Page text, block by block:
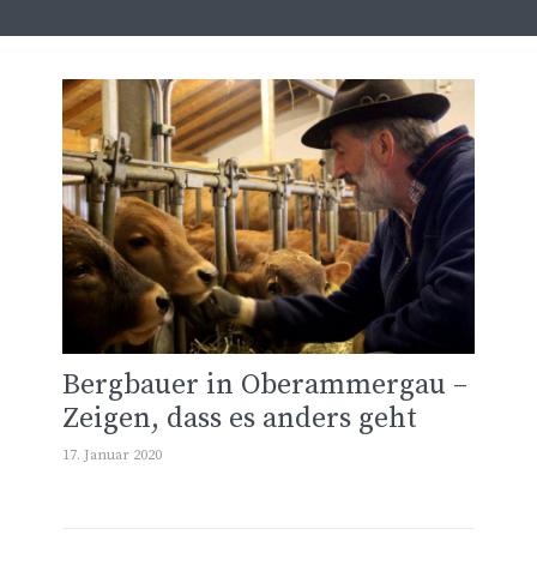
Bergbauer in Oberammergau –
Zeigen, dass es anders geht
17. Januar 2020